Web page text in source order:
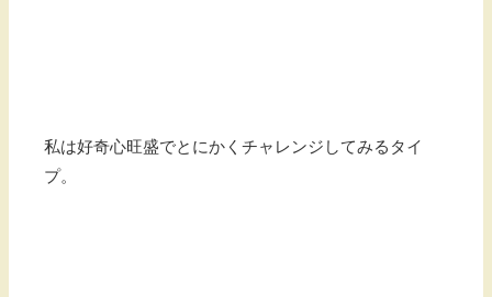
私は好奇心旺盛でとにかくチャレンジしてみるタイ
プ。